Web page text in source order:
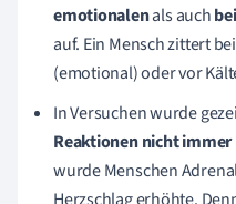
emotionalenalsauch
auf. Ein Mensch zittert
(emotional) oder vor
In Versuchen wurde
Reaktionen nicht
wurde Menschen